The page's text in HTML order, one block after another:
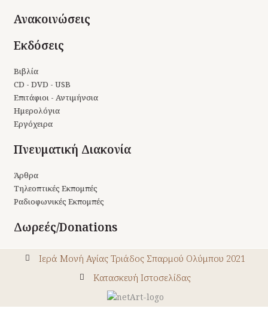
Ανακοινώσεις
Εκδόσεις
Βιβλία
CD - DVD - USB
Επιτάφιοι - Αντιμήνσια
Ημερολόγια
Εργόχειρα
Πνευματική Διακονία
Άρθρα
Τηλεοπτικές Εκπομπές
Ραδιοφωνικές Εκπομπές
Δωρεές/Donations
Ιερά Μονή Αγίας Τριάδος Σπαρμού Ολύμπου 2021
Kατασκευή Ιστοσελίδας